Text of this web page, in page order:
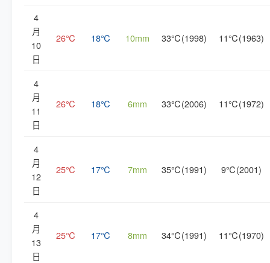
4
月
10
日
26℃ 18℃ 10mm 33℃(1998) 11℃(1963)
4
月
11
日
26℃ 18℃ 6mm 33℃(2006) 11℃(1972)
4
月
12
日
25℃ 17℃ 7mm 35℃(1991) 9℃(2001)
4
月
13
日
25℃ 17℃ 8mm 34℃(1991) 11℃(1970)